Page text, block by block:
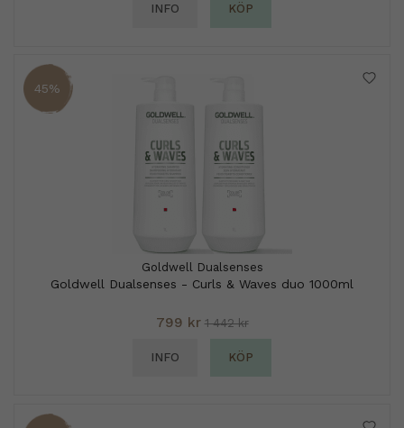
INFO KÖP
45%
Goldwell Dualsenses
Goldwell Dualsenses - Curls & Waves duo 1000ml
799 kr 1 442 kr
INFO KÖP